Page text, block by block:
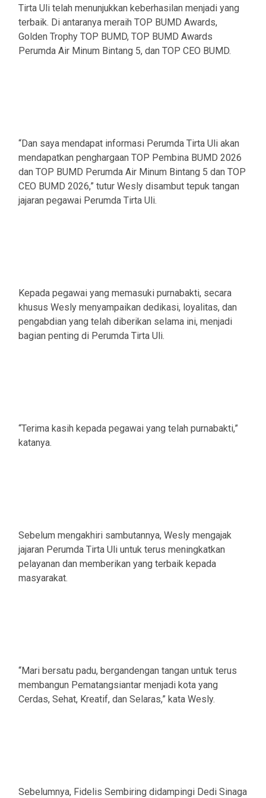
Tirta Uli telah menunjukkan keberhasilan menjadi yang
terbaik. Di antaranya meraih TOP BUMD Awards,
Golden Trophy TOP BUMD, TOP BUMD Awards
Perumda Air Minum Bintang 5, dan TOP CEO BUMD.
“Dan saya mendapat informasi Perumda Tirta Uli akan
mendapatkan penghargaan TOP Pembina BUMD 2026
dan TOP BUMD Perumda Air Minum Bintang 5 dan TOP
CEO BUMD 2026,” tutur Wesly disambut tepuk tangan
jajaran pegawai Perumda Tirta Uli.
Kepada pegawai yang memasuki purnabakti, secara
khusus Wesly menyampaikan dedikasi, loyalitas, dan
pengabdian yang telah diberikan selama ini, menjadi
bagian penting di Perumda Tirta Uli.
“Terima kasih kepada pegawai yang telah purnabakti,”
katanya.
Sebelum mengakhiri sambutannya, Wesly mengajak
jajaran Perumda Tirta Uli untuk terus meningkatkan
pelayanan dan memberikan yang terbaik kepada
masyarakat.
“Mari bersatu padu, bergandengan tangan untuk terus
membangun Pematangsiantar menjadi kota yang
Cerdas, Sehat, Kreatif, dan Selaras,” kata Wesly.
Sebelumnya, Fidelis Sembiring didampingi Dedi Sinaga